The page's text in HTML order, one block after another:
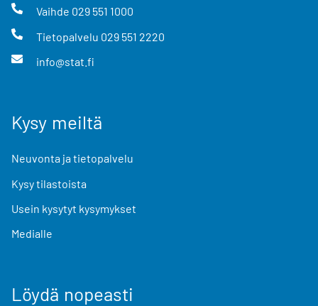
Vaihde 029 551 1000
Tietopalvelu 029 551 2220
info@stat.fi
Kysy meiltä
Neuvonta ja tietopalvelu
Kysy tilastoista
Usein kysytyt kysymykset
Medialle
Löydä nopeasti